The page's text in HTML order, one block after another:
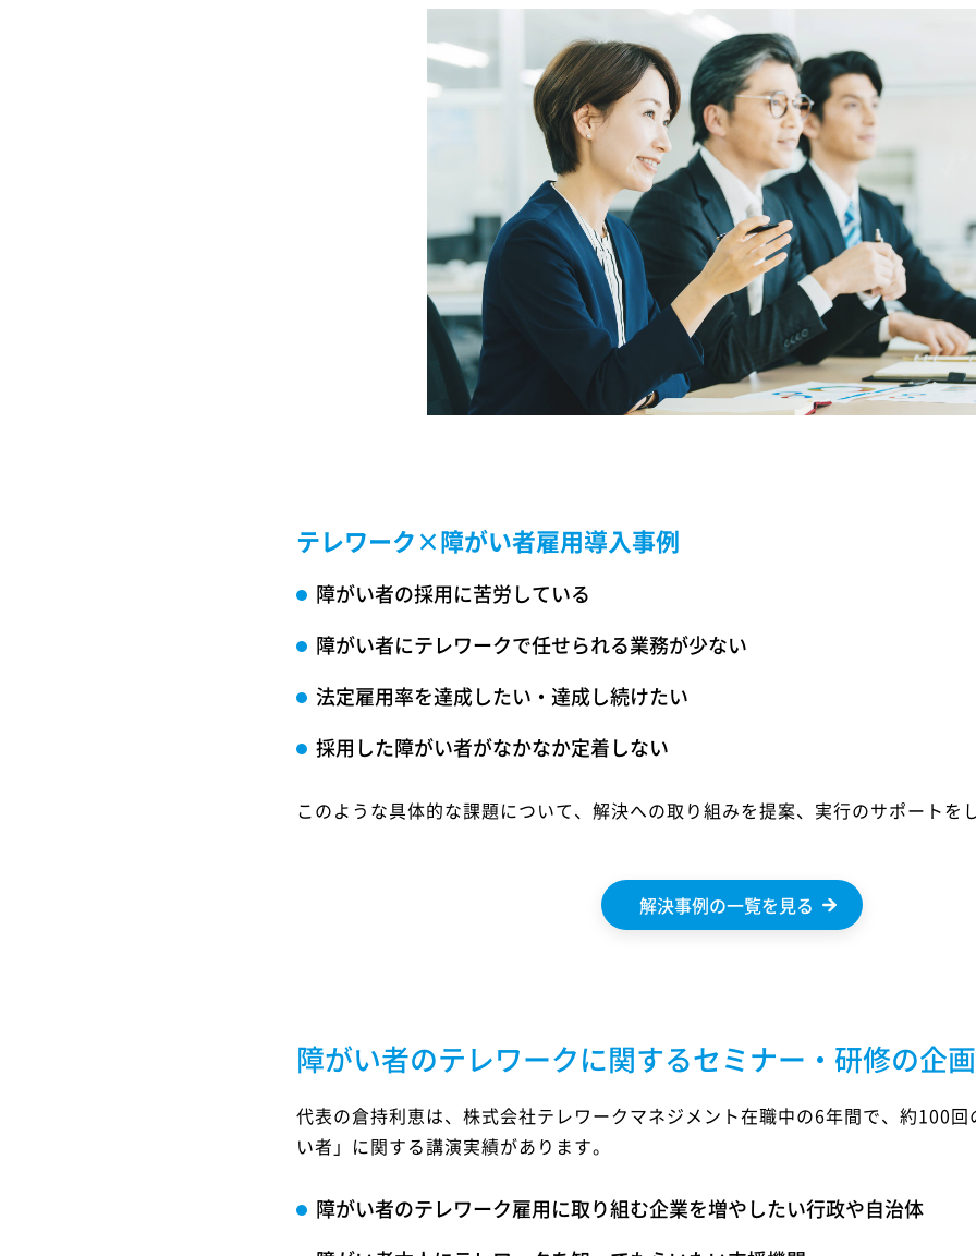
テレワーク×障がい者雇用導入事例
障がい者の採用に苦労している
障がい者にテレワークで任せられる業務が少ない
法定雇用率を達成したい・達成し続けたい
採用した障がい者がなかなか定着しない
このような具体的な課題について、解決への取り組みを提案、実行のサポートを
解決事例の一覧を見る
障がい者のテレワークに関するセミナー・研修の企
代表の倉持利恵は、株式会社テレワークマネジメント在職中の6年間で、約100
い者」に関する講演実績があります。
障がい者のテレワーク雇用に取り組む企業を増やしたい行政や自治体